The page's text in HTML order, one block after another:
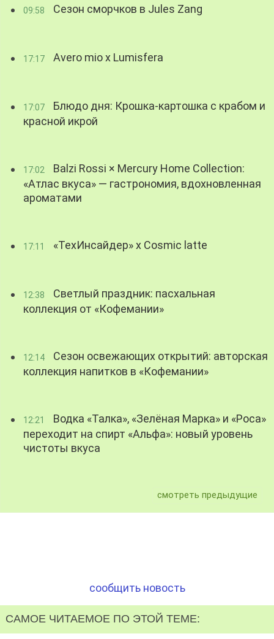
09:58 Сезон сморчков в Jules Zang
17:17 Avero mio x Lumisfera
17:07
Блюдо дня: Крошка-картошка с крабом и
красной икрой
17:02
Balzi Rossi × Mercury Home Collection:
«Атлас вкуса» — гастрономия, вдохновленная
ароматами
17:11 «ТехИнсайдер» х Cosmic latte
12:38
Светлый праздник: пасхальная
коллекция от «Кофемании»
12:14
Сезон освежающих открытий: авторская
коллекция напитков в «Кофемании»
12:21
Водка «Талка», «Зелёная Марка» и «Роса»
переходит на спирт «Альфа»: новый уровень
чистоты вкуса
смотреть предыдущие
сообщить новость
САМОЕ ЧИТАЕМОЕ ПО ЭТОЙ ТЕМЕ: